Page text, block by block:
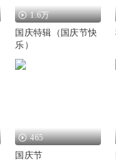
1.6万
国庆特辑（国庆节快
乐）
465
国庆节